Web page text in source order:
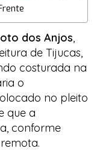
dos Anjos,
de Tijucas,
costurada na
o
no pleito
que a
conforme